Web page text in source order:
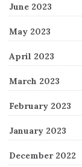
June 2023
May 2023
April 2023
March 2023
February 2023
January 2023
December 2022